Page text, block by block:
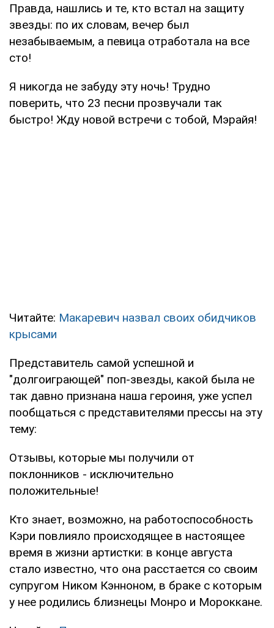
Правда, нашлись и те, кто встал на защиту
звезды: по их словам, вечер был
незабываемым, а певица отработала на все
сто!
Я никогда не забуду эту ночь! Трудно
поверить, что 23 песни прозвучали так
быстро! Жду новой встречи с тобой, Мэрайя!
Читайте: Макаревич назвал своих обидчиков
крысами
Представитель самой успешной и
"долгоиграющей" поп-звезды, какой была не
так давно признана наша героиня, уже успел
пообщаться с представителями прессы на эту
тему:
Отзывы, которые мы получили от
поклонников - исключительно
положительные!
Кто знает, возможно, на работоспособность
Кэри повлияло происходящее в настоящее
время в жизни артистки: в конце августа
стало известно, что она расстается со своим
супругом Ником Кэнноном, в браке с которым
у нее родились близнецы Монро и Мороккане.